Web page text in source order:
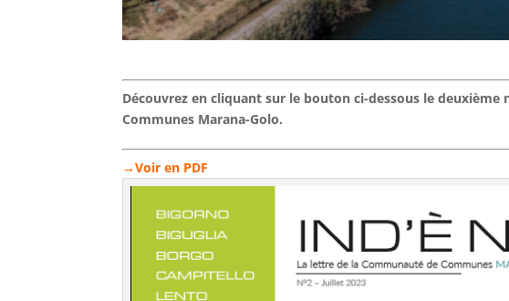
Découvrez en cliquant sur le bouton ci-dessous le deuxième
Communes Marana-Golo.
→Voir en PDF